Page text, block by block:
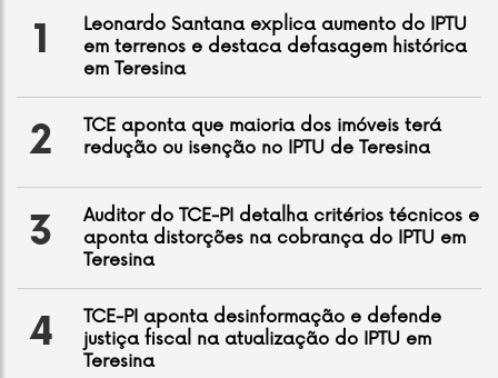
1
Leonardo Santana explica aumento do IPTU
em terrenos e destaca defasagem histórica
em Teresina
2
TCE aponta que maioria dos imóveis terá
redução ou isenção no IPTU de Teresina
3
Auditor do TCE-PI detalha critérios técnicos e
aponta distorções na cobrança do IPTU em
Teresina
4
TCE-PI aponta desinformação e defende
justiça fiscal na atualização do IPTU em
Teresina